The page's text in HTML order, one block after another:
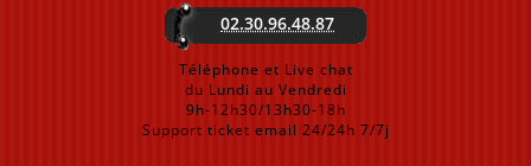
02.30.96.48.87
Téléphone et Live chat
du Lundi au Vendredi
9h-12h30/13h30-18h
Support ticket email 24/24h 7/7j